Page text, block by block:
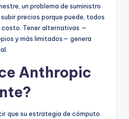
un problema de suministro
precios porque puede, todos
costo. Tener alternativas —
y más limitados— genera
Anthropic
que su estrategia de cómputo